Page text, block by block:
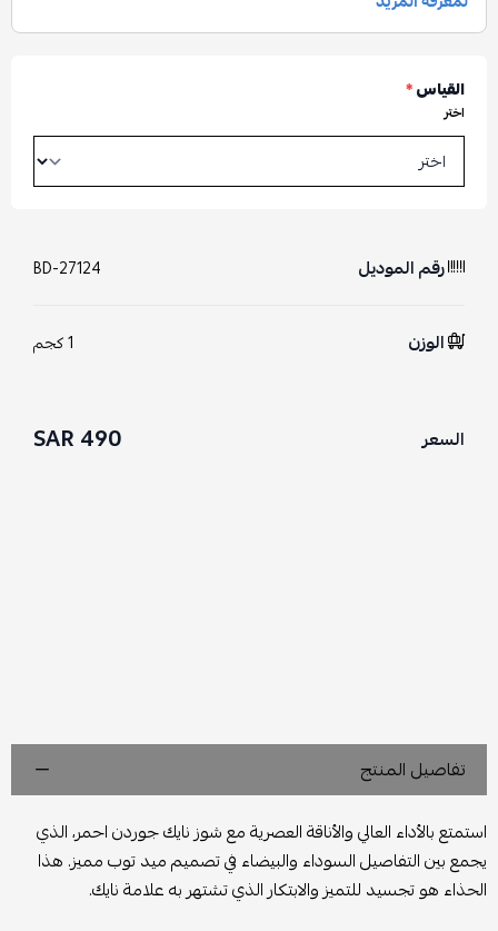
القياس*
اختر
رقم الموديل BD-27124
الوزن 1 كجم
السعر 490 SAR
تفاصيل المنتج
استمتع بالأداء العالي والأناقة العصرية مع شوز نايك جوردن احمر، الذي
يجمع بين التفاصيل السوداء والبيضاء في تصميم ميد توب مميز. هذا
الحذاء هو تجسيد للتميز والابتكار الذي تشتهر به علامة نايك.